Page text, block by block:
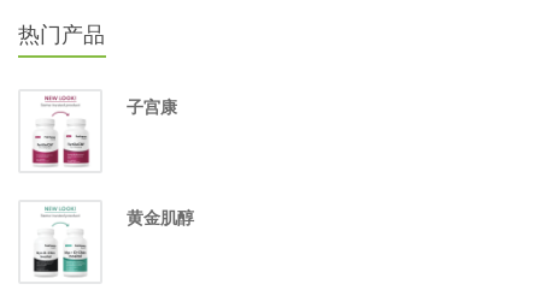
热门产品
子宫康
黄金肌醇